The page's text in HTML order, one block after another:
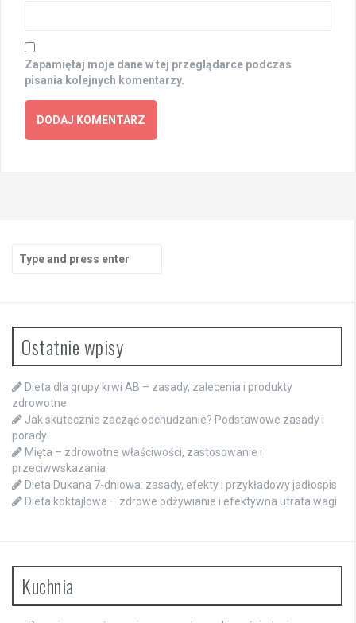
Zapamiętaj moje dane w tej przeglądarce podczas
pisania kolejnych komentarzy.
Search
for:
Ostatnie wpisy
Dieta dla grupy krwi AB – zasady, zalecenia i produkty
zdrowotne
Jak skutecznie zacząć odchudzanie? Podstawowe zasady i
porady
Mięta – zdrowotne właściwości, zastosowanie i
przeciwwskazania
Dieta Dukana 7-dniowa: zasady, efekty i przykładowy jadłospis
Dieta koktajlowa – zdrowe odżywianie i efektywna utrata wagi
Kuchnia